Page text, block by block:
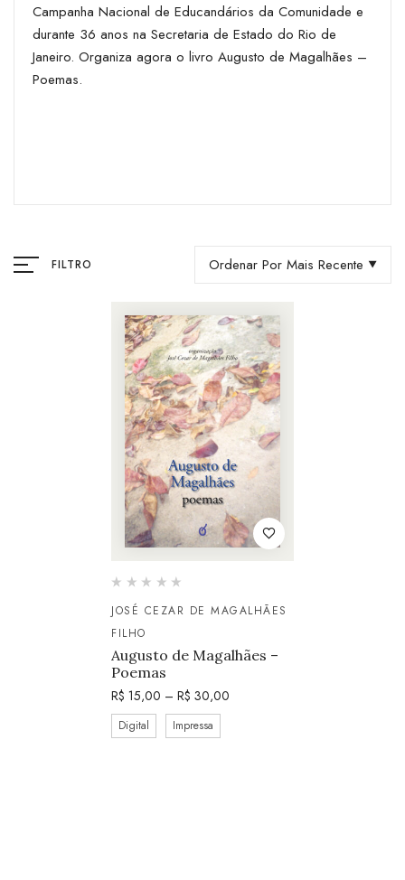
Campanha Nacional de Educandários da Comunidade e
durante 36 anos na Secretaria de Estado do Rio de
Janeiro. Organiza agora o livro Augusto de Magalhães –
Poemas.
FILTRO Ordenar Por Mais Recente
JOSÉ CEZAR DE MAGALHÃES
FILHO
Augusto de Magalhães –
Poemas
R$ 15,00 – R$ 30,00
Digital Impressa